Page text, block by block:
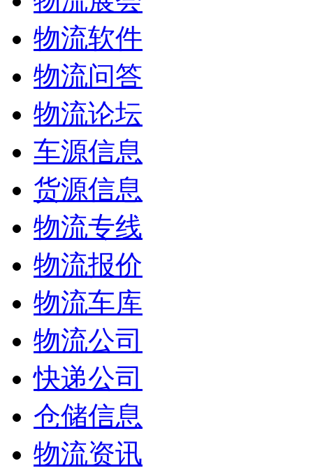
物流软件
物流问答
物流论坛
车源信息
货源信息
物流专线
物流报价
物流车库
物流公司
快递公司
仓储信息
物流资讯